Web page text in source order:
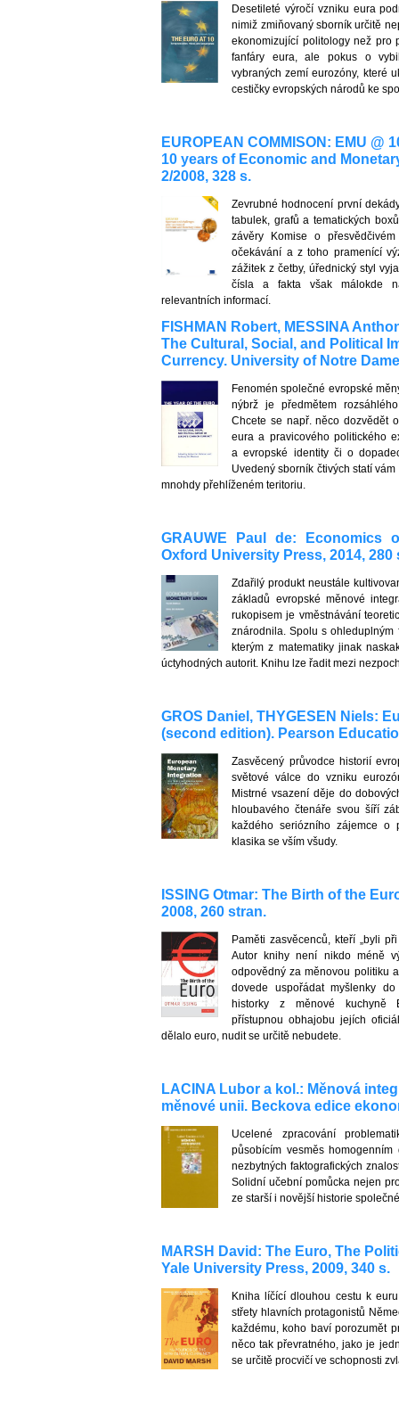
Desetileté výročí vzniku eura
nimiž zmiňovaný sborník určitě
ekonomizující politology než pro
fanfáry eura, ale pokus o
vybraných zemí eurozóny, které
cestičky evropských národů ke
EUROPEAN COMMISON: EMU
10 years of Economic and
2/2008, 328 s.
Zevrubné hodnocení první
tabulek, grafů a tematických
závěry Komise o
očekávání a z toho pramenící
zážitek z četby, úřednický styl
čísla a fakta však málokde
relevantních informací.
FISHMAN Robert, MESSINA
The Cultural, Social, and Political
Currency. University of Notre
Fenomén společné evropské
nýbrž je předmětem
Chcete se např. něco dozvědět
eura a pravicového politického
a evropské identity či o
Uvedený sborník čtivých statí
mnohdy přehlíženém teritoriu.
GRAUWE Paul de: Economics
Oxford University Press, 2014, 280
Zdařilý produkt neustále
základů evropské měnové
rukopisem je vměstnávání
znárodnila. Spolu s ohleduplným
kterým z matematiky jinak
úctyhodných autorit. Knihu lze řadit mezi
GROS Daniel, THYGESEN Niels:
(second edition). Pearson
Zasvěcený průvodce historií
světové válce do vzniku
Mistrné vsazení děje do
hloubavého čtenáře svou šíří
každého seriózního zájemce o
klasika se vším všudy.
ISSING Otmar: The Birth of the
2008, 260 stran.
Paměti zasvěcenců, kteří „byli
Autor knihy není nikdo méně
odpovědný za měnovou politiku
dovede uspořádat myšlenky
historky z měnové
přístupnou obhajobu jejích
dělalo euro, nudit se určitě nebudete.
LACINA Lubor a kol.: Měnová
měnové unii. Beckova edice
Ucelené zpracování
působícím vesměs
nezbytných faktografických
Solidní učební pomůcka nejen
ze starší i novější historie
MARSH David: The Euro, The
Yale University Press, 2009, 340 s.
Kniha líčící dlouhou cestu k
střety hlavních protagonistů
každému, koho baví porozumět
něco tak převratného, jako je
se určitě procvičí ve schopnosti